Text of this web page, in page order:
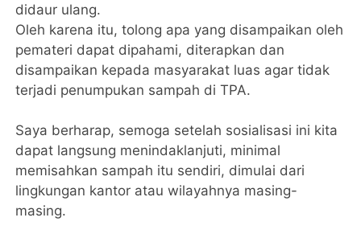
didaur ulang.
Oleh karena itu, tolong apa yang disampaikan oleh
pemateri dapat dipahami, diterapkan dan
disampaikan kepada masyarakat luas agar tidak
terjadi penumpukan sampah di TPA.
Saya berharap, semoga setelah sosialisasi ini kita
dapat langsung menindaklanjuti, minimal
memisahkan sampah itu sendiri, dimulai dari
lingkungan kantor atau wilayahnya masing-
masing.